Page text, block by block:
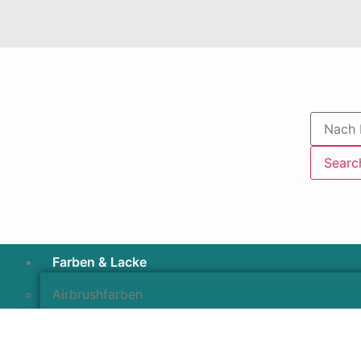
Farben & Lacke
Airbrushfarben